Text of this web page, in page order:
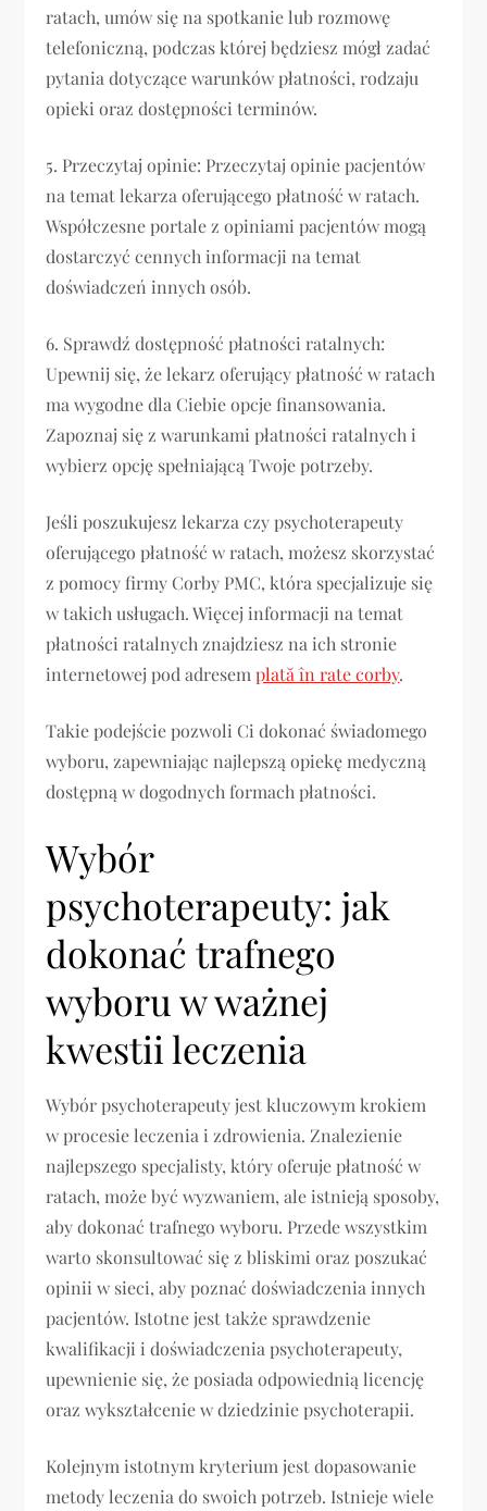
ratach, umów się na spotkanie lub rozmowę
telefoniczną, podczas której będziesz mógł zadać
pytania dotyczące warunków płatności, rodzaju
opieki oraz dostępności terminów.
5. Przeczytaj opinie: Przeczytaj opinie pacjentów
na temat lekarza oferującego płatność w ratach.
Współczesne portale z opiniami pacjentów mogą
dostarczyć cennych informacji na temat
doświadczeń innych osób.
6. Sprawdź dostępność płatności ratalnych:
Upewnij się, że lekarz oferujący płatność w ratach
ma wygodne dla Ciebie opcje finansowania.
Zapoznaj się z warunkami płatności ratalnych i
wybierz opcję spełniającą Twoje potrzeby.
Jeśli poszukujesz lekarza czy psychoterapeuty
oferującego płatność w ratach, możesz skorzystać
z pomocy firmy Corby PMC, która specjalizuje się
w takich usługach. Więcej informacji na temat
płatności ratalnych znajdziesz na ich stronie
internetowej pod adresemplată în rate corby.
Takie podejście pozwoli Ci dokonać świadomego
wyboru, zapewniając najlepszą opiekę medyczną
dostępną w dogodnych formach płatności.
Wybór
psychoterapeuty: jak
dokonać trafnego
wyboru w ważnej
kwestii leczenia
Wybór psychoterapeuty jest kluczowym krokiem
w procesie leczenia i zdrowienia. Znalezienie
najlepszego specjalisty, który oferuje płatność w
ratach, może być wyzwaniem, ale istnieją sposoby,
aby dokonać trafnego wyboru. Przede wszystkim
warto skonsultować się z bliskimi oraz poszukać
opinii w sieci, aby poznać doświadczenia innych
pacjentów. Istotne jest także sprawdzenie
kwalifikacji i doświadczenia psychoterapeuty,
upewnienie się, że posiada odpowiednią licencję
oraz wykształcenie w dziedzinie psychoterapii.
Kolejnym istotnym kryterium jest dopasowanie
metody leczenia do swoich potrzeb. Istnieje wiele